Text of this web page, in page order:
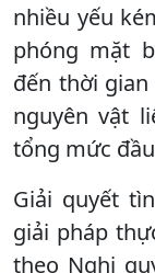
nhiều yếu
phóng mặt
đến thời
nguyên vật
tổng mức
Giải quyết
giải pháp
theo Nghị